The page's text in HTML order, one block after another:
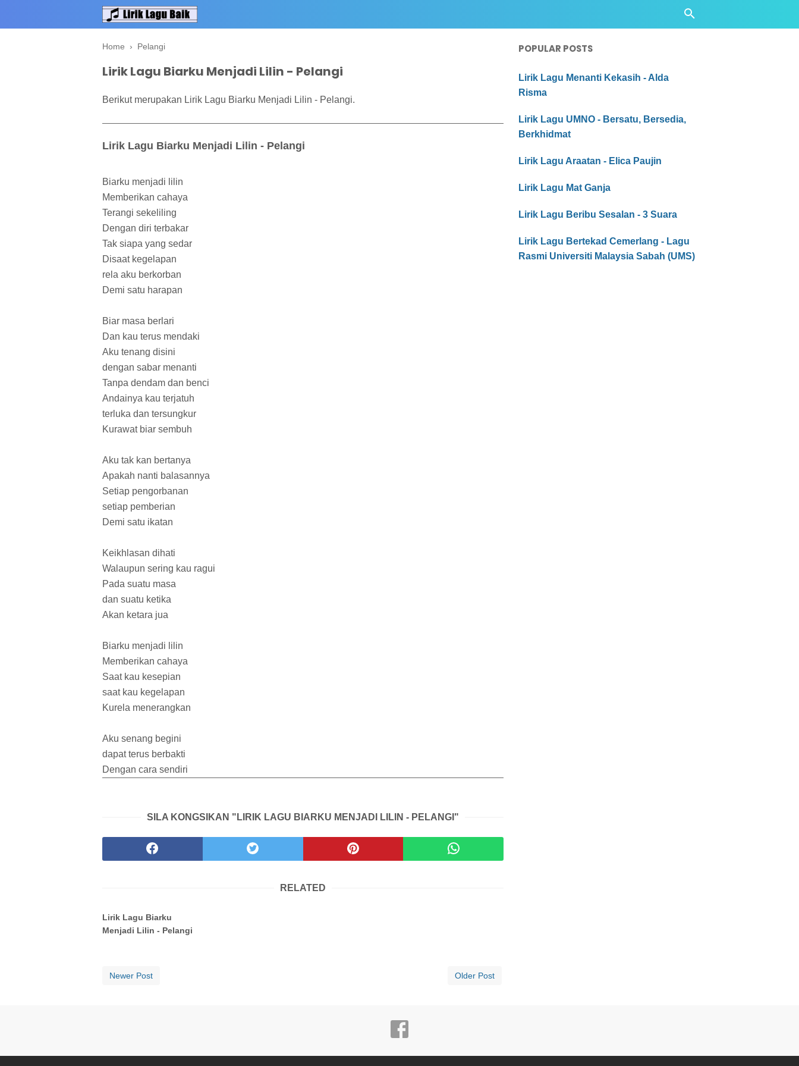
Home › Pelangi
Lirik Lagu Biarku Menjadi Lilin - Pelangi
Berikut merupakan Lirik Lagu Biarku Menjadi Lilin - Pelangi.
Lirik Lagu Biarku Menjadi Lilin - Pelangi
Biarku menjadi lilin
Memberikan cahaya
Terangi sekeliling
Dengan diri terbakar
Tak siapa yang sedar
Disaat kegelapan
rela aku berkorban
Demi satu harapan
Biar masa berlari
Dan kau terus mendaki
Aku tenang disini
dengan sabar menanti
Tanpa dendam dan benci
Andainya kau terjatuh
terluka dan tersungkur
Kurawat biar sembuh
Aku tak kan bertanya
Apakah nanti balasannya
Setiap pengorbanan
setiap pemberian
Demi satu ikatan
Keikhlasan dihati
Walaupun sering kau ragui
Pada suatu masa
dan suatu ketika
Akan ketara jua
Biarku menjadi lilin
Memberikan cahaya
Saat kau kesepian
saat kau kegelapan
Kurela menerangkan
Aku senang begini
dapat terus berbakti
Dengan cara sendiri
SILA KONGSIKAN "LIRIK LAGU BIARKU MENJADI LILIN - PELANGI"
RELATED
Lirik Lagu Biarku
Menjadi Lilin - Pelangi
Newer Post Older Post
POPULAR POSTS
Lirik Lagu Menanti Kekasih - Alda
Risma
Lirik Lagu UMNO - Bersatu, Bersedia,
Berkhidmat
Lirik Lagu Araatan - Elica Paujin
Lirik Lagu Mat Ganja
Lirik Lagu Beribu Sesalan - 3 Suara
Lirik Lagu Bertekad Cemerlang - Lagu
Rasmi Universiti Malaysia Sabah (UMS)